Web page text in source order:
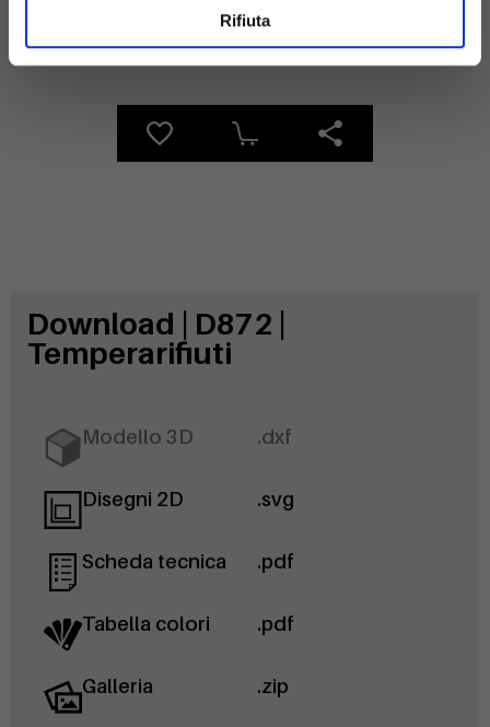
Rifiuta
zincato
Download | D872 |
Temperarifiuti
Modello 3D .dxf
Disegni 2D .svg
Scheda tecnica .pdf
Tabella colori .pdf
Galleria .zip